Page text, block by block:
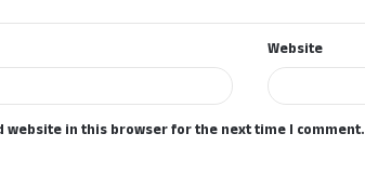
Website
website in this browser for the next time I comment.